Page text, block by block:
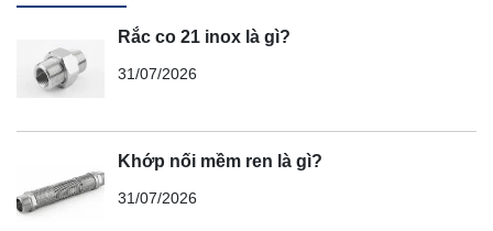
Rắc co 21 inox là gì?
31/07/2026
Khớp nối mềm ren là gì?
31/07/2026